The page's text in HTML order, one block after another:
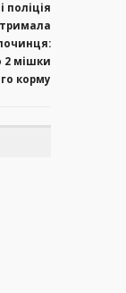
поліція
2 мішки
корму